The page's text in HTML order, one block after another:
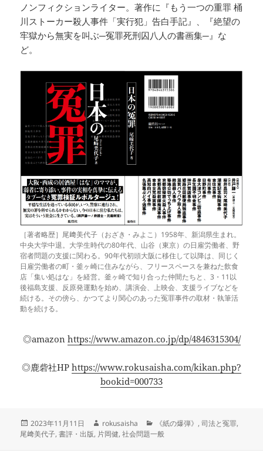
ノンフィクションライター。著作に『もう一つの重罪 桶
川ストーカー殺人事件「実行犯」告白手記』、『絶望の
牢獄から無実を叫ぶ─冤罪死刑囚八人の書画集─』な
ど。
［著者略歴］尾﨑美代子（おざき・みよこ）1958年、新潟県生まれ。
中央大学中退。大学生時代の80年代、山谷（東京）の日雇労働者、野
宿者問題の支援に関わる。90年代初頭大阪に移住して以降は、同じく
日雇労働者の町・釜ヶ崎に住みながら、フリースペースを兼ねた飲食
店「集い処はな」を経営。釜ヶ崎で知り合った仲間たちと、3・11以
後福島支援、反原発運動を始め、講演会、上映会、支援ライブなどを
続ける。その傍ら、かつてより関心のあった冤罪事件の取材・執筆活
動を続ける。
◎amazon https://www.amazon.co.jp/dp/4846315304/
◎鹿砦社HP https://www.rokusaisha.com/kikan.php?
bookid=000733
投
稿
2023年11月11日
作
成
rokusaisha
カ
テ
《紙の爆弾》 ,司法と冤罪,
尾﨑美代子,書評・出版, 片岡健,社会問題一般